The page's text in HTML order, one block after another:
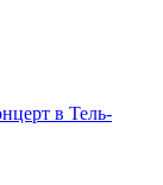
в Тель-